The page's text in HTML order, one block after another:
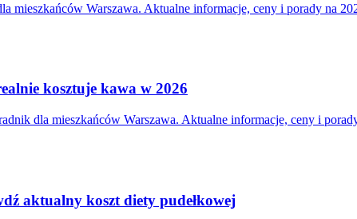
mieszkańców Warszawa. Aktualne informacje, ceny i porady na
kosztuje kawa w 2026
dla mieszkańców Warszawa. Aktualne informacje, ceny i
aktualny koszt diety pudełkowej